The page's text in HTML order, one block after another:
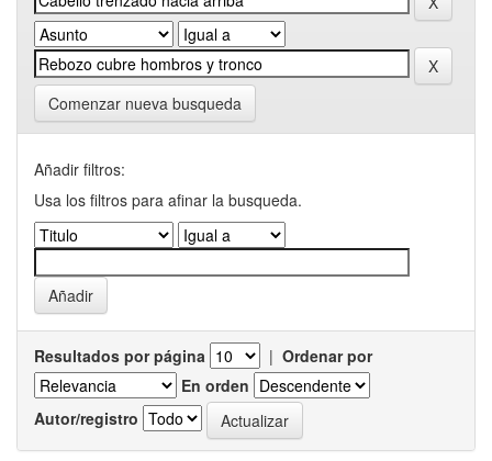
Comenzar nueva busqueda
Añadir filtros:
Usa los filtros para afinar la busqueda.
Resultados por página | Ordenar por
En orden
Autor/registro